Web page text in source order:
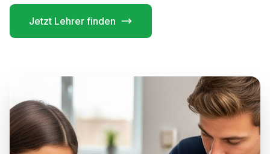
Jetzt Lehrer finden